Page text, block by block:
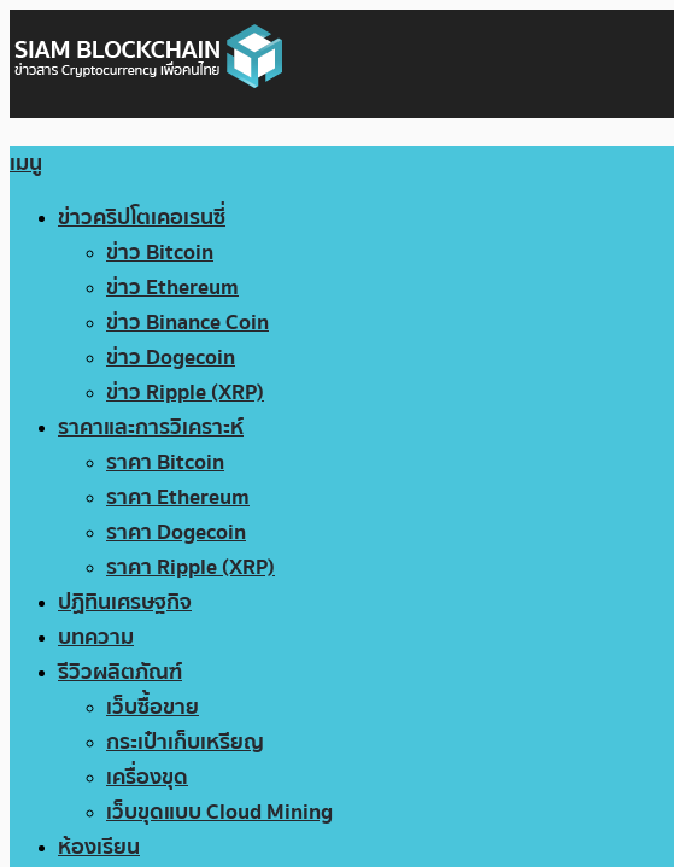
เมนู
ข่าวคริปโตเคอเรนซี่
ข่าว Bitcoin
ข่าว Ethereum
ข่าว Binance Coin
ข่าว Dogecoin
ข่าว Ripple (XRP)
ราคาและการวิเคราะห์
ราคา Bitcoin
ราคา Ethereum
ราคา Dogecoin
ราคา Ripple (XRP)
ปฏิทินเศรษฐกิจ
บทความ
รีวิวผลิตภัณฑ์
เว็บซื้อขาย
กระเป๋าเก็บเหรียญ
เครื่องขุด
เว็บขุดแบบ Cloud Mining
ห้องเรียน